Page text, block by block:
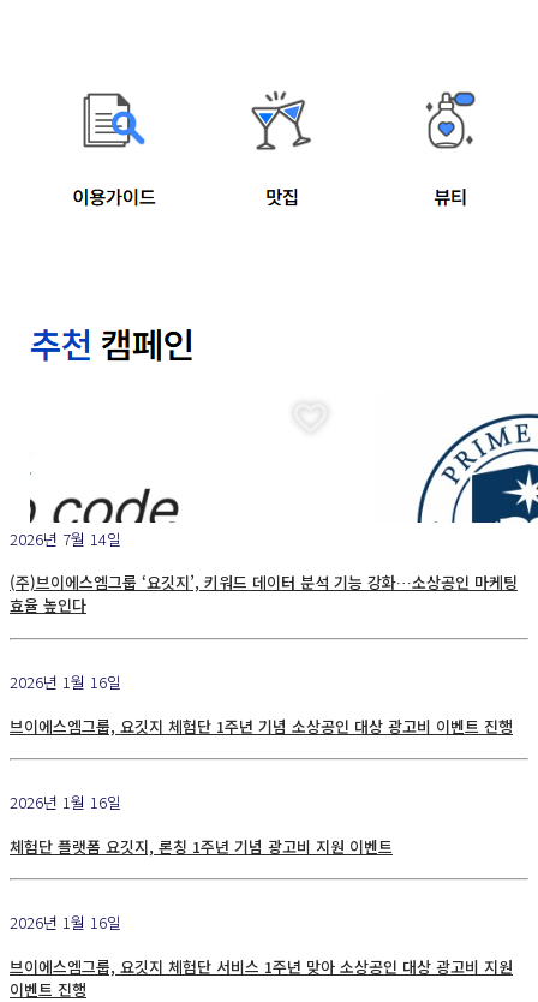
2026년 7월 14일
(주)브이에스엠그룹 ‘요깃지’, 키워드 데이터 분석 기능 강화…소상공인 마케팅
효율 높인다
2026년 1월 16일
브이에스엠그룹, 요깃지 체험단 1주년 기념 소상공인 대상 광고비 이벤트 진행
2026년 1월 16일
체험단 플랫폼 요깃지, 론칭 1주년 기념 광고비 지원 이벤트
2026년 1월 16일
브이에스엠그룹, 요깃지 체험단 서비스 1주년 맞아 소상공인 대상 광고비 지원
이벤트 진행